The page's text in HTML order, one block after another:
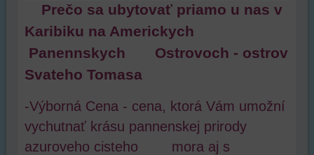
Prečo sa ubytovať priamo u nas v
Karibiku na Americkych
Panennskych Ostrovoch - ostrov
Svateho Tomasa
-Výborná Cena - cena, ktorá Vám umožní
vychutnať krásu pannenskej prirody
azuroveho cisteho mora aj s